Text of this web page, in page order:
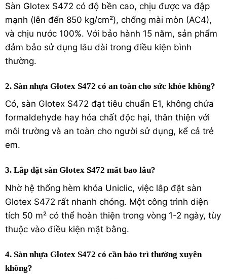
Sàn Glotex S472 có độ bền cao, chịu được va đập
mạnh (lên đến 850 kg/cm²), chống mài mòn (AC4),
và chịu nước 100%. Với bảo hành 15 năm, sản phẩm
đảm bảo sử dụng lâu dài trong điều kiện bình
thường.
2. Sàn nhựa Glotex S472 có an toàn cho sức khỏe không?
Có, sàn Glotex S472 đạt tiêu chuẩn E1, không chứa
formaldehyde hay hóa chất độc hại, thân thiện với
môi trường và an toàn cho người sử dụng, kể cả trẻ
em.
3. Lắp đặt sàn Glotex S472 mất bao lâu?
Nhờ hệ thống hèm khóa Uniclic, việc lắp đặt sàn
Glotex S472 rất nhanh chóng. Một công trình diện
tích 50 m² có thể hoàn thiện trong vòng 1-2 ngày, tùy
thuộc vào điều kiện mặt bằng.
4. Sàn nhựa Glotex S472 có cần bảo trì thường xuyên
không?